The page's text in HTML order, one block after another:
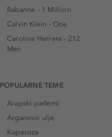
Rabanne - 1 Million
Calvin Klein - One
Carolina Herrera - 212
Men
POPULARNE TEME
Arapski parfemi
Arganovo ulje
Kuperoza